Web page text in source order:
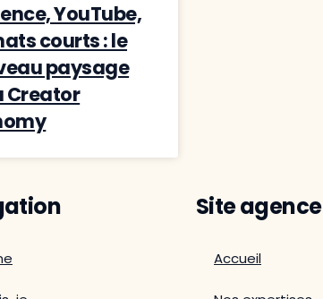
YouTube,
courts : le
paysage
Creator
Site agence
Accueil